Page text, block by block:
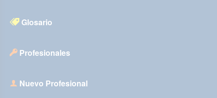
Glosario
Profesionales
Nuevo Profesional